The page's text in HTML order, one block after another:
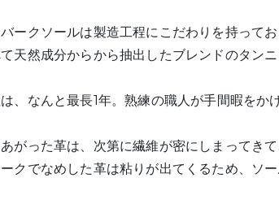
ークソールは製造工程にこだわりを持って
天然成分からから抽出したブレンドのタン
、なんと最長1年。熟練の職人が手間暇をか
がった革は、次第に繊維が密にしまってき
クでなめした革は粘りが出てくるため、ソ